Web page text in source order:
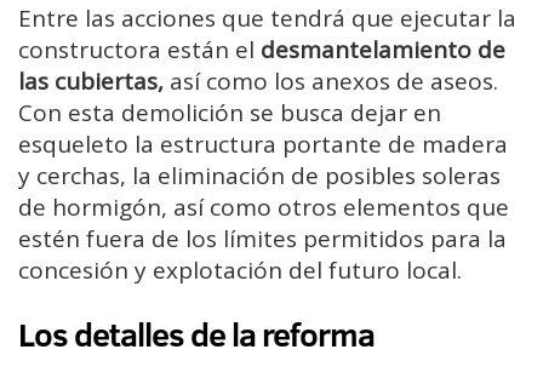
Entre las acciones que tendrá que ejecutar la
constructora están el desmantelamiento de
las cubiertas, así como los anexos de aseos.
Con esta demolición se busca dejar en
esqueleto la estructura portante de madera
y cerchas, la eliminación de posibles soleras
de hormigón, así como otros elementos que
estén fuera de los límites permitidos para la
concesión y explotación del futuro local.
Los detalles de la reforma